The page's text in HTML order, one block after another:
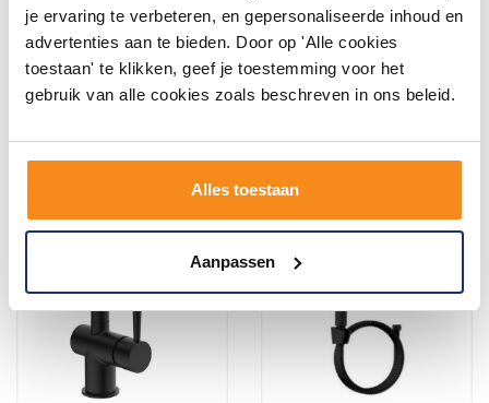
je ervaring te verbeteren, en gepersonaliseerde inhoud en
advertenties aan te bieden. Door op 'Alle cookies
toestaan' te klikken, geef je toestemming voor het
gebruik van alle cookies zoals beschreven in ons beleid.
Alles toestaan
Aanpassen
193,59
159,99
Meer info
119,99
Meer info